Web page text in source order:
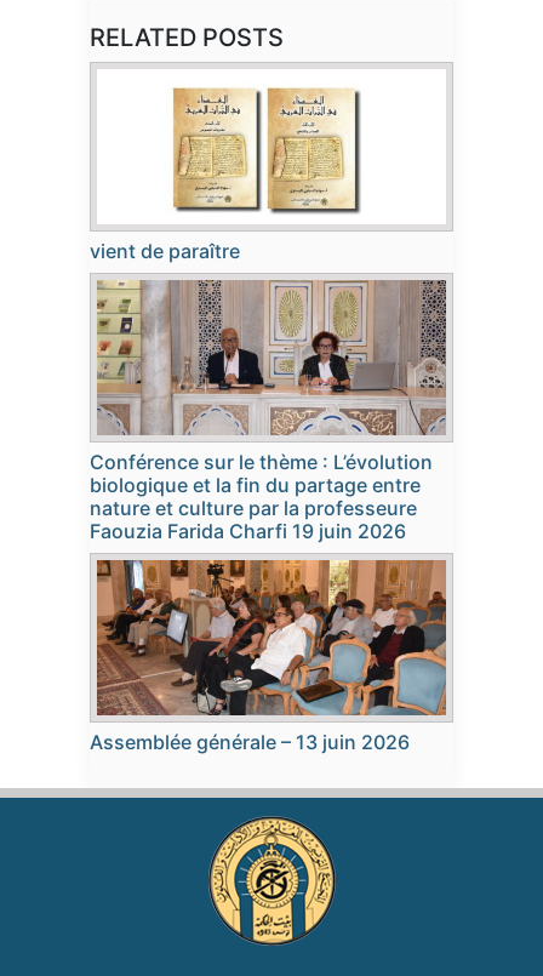
RELATED POSTS
vient de paraître
Conférence sur le thème : L’évolution
biologique et la fin du partage entre
nature et culture par la professeure
Faouzia Farida Charfi 19 juin 2026
Assemblée générale – 13 juin 2026